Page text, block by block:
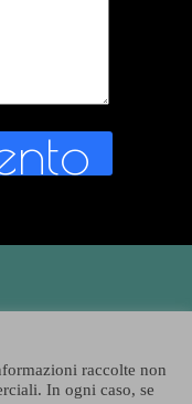
raccolte non
In ogni caso, se